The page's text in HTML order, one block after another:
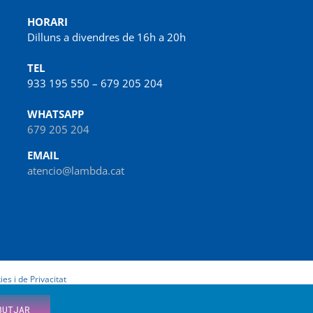
HORARI
Dilluns a divendres de 16h a 20h
TEL
933 195 550 – 679 205 204
WHATSAPP
679 205 204
EMAIL
atencio@lambda.cat
i de Privacitat